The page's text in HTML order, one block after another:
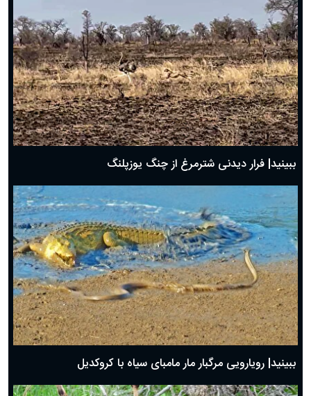
ببینید| فرار دیدنی شترمرغ از چنگ یوزپلنگ
ببینید| رویارویی مرگبار مار مامبای سیاه با کروکدیل